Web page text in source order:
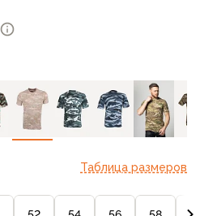
Таблица размеров